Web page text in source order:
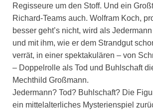
Regisseure um den Stoff. Und ein
Richard-Teams auch. Wolfram Koch,
besser geht’s nicht, wird als
und mit ihm, wie er dem Strandgut
verrät, in einer spektakulären – von
– Doppelrolle als Tod und Buhlschaft
Mechthild Großmann.
Jedermann? Tod? Buhlschaft? Die
ein mittelalterliches Mysterienspiel